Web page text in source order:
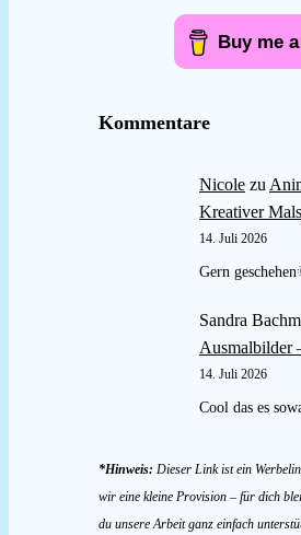
Kommentare
Nicole zu
Kreativer
14. Juli 2026
Gern
Sandra
Ausmalbilder
14. Juli 2026
Cool das es
*Hinweis: Dieser Link ist ein
wir eine kleine Provision – für dich
du unsere Arbeit ganz einfach